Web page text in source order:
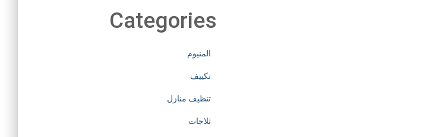
Categories
المنيوم
تكييف
تنظيف منازل
ثلاجات